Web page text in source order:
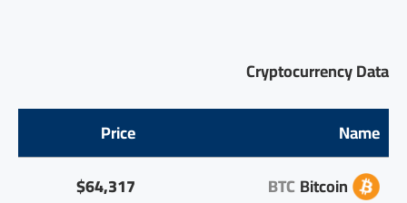
Cryptocurrency Data
Name
Price
Bitcoin
BTC
$64,317